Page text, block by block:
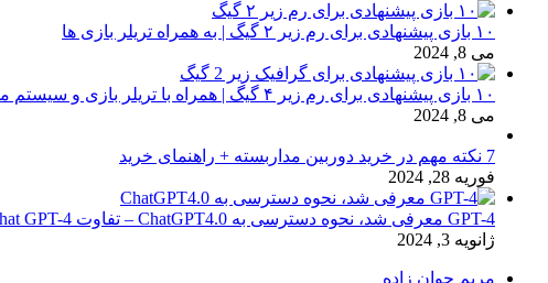
۱۰ بازی پیشنهادی برای رم زیر ۲ گیگ | به همراه تریلر بازی ها
می 8, 2024
۱۰ بازی پیشنهادی برای رم زیر ۴ گیگ | همراه با تریلر بازی و سیستم مورد نیاز
می 8, 2024
7 نکته مهم در خرید دوربین مداربسته + راهنمای خرید
فوریه 28, 2024
GPT-4 معرفی شد، نحوه دسترسی به ChatGPT4.0 – تفاوت chat GPT-4 با نسخه 3.5
ژانویه 3, 2024
مریم جوان زاده